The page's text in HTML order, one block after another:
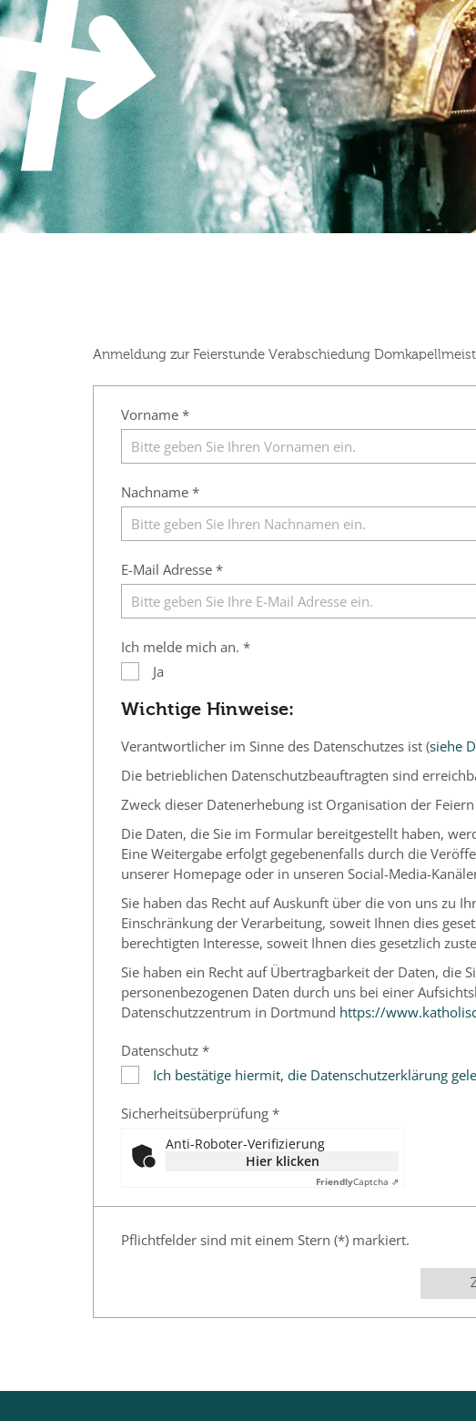
Zum Inhalt springen
Anmeldung zur Feierstunde Verabschiedung
Vorname *
Nachname *
E-Mail Adresse *
Ich melde mich an. *
Ja
Wichtige Hinweise:
Verantwortlicher im Sinne des Datenschutzes ist (siehe
Die betrieblichen Datenschutzbeauftragten sind
Zweck dieser Datenerhebung ist Organisation der
Die Daten, die Sie im Formular bereitgestellt haben,
Eine Weitergabe erfolgt gegebenenfalls durch die
unserer Homepage oder in unseren Social-Media-
Sie haben das Recht auf Auskunft über die von uns zu
Einschränkung der Verarbeitung, soweit Ihnen dies
berechtigten Interesse, soweit Ihnen dies gesetzlich
Sie haben ein Recht auf Übertragbarkeit der Daten, die
personenbezogenen Daten durch uns bei einer
Datenschutzzentrum in Dortmund https://
Datenschutz *
Ich bestätige hiermit, die Datenschutzerklärung
Sicherheitsüberprüfung *
Anti-Roboter-Verifizierung
Hier klicken
FriendlyCaptcha ⇗
Pflichtfelder sind mit einem Stern (*) markiert.